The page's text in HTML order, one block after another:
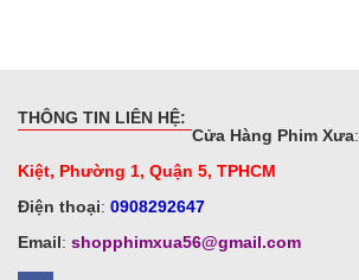
THÔNG TIN LIÊN HỆ:
Cửa Hàng Phim Xưa:
Kiệt, Phường 1, Quận 5, TPHCM
Điện thoại: 0908292647
Email: shopphimxua56@gmail.com